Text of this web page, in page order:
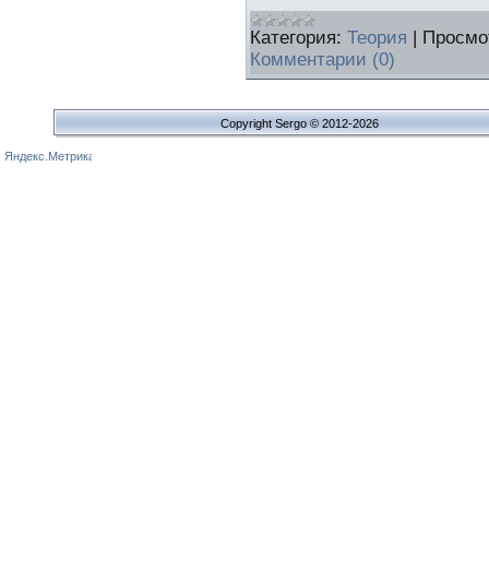
Категория: Теория
Комментарии (0)
Copyright Sergo © 2012-2026